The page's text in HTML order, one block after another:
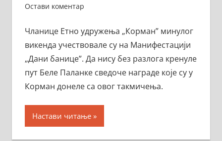
Остави коментар
Чланице Етно удружења „Корман” минулог
викенда учествовале су на Манифестацији
„Дани банице”. Да нису без разлога кренуле
пут Беле Паланке сведоче награде које су у
Корман донеле са овог такмичења.
Настави читање